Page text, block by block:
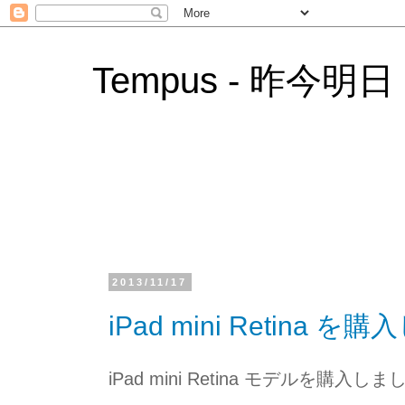
Tempus - 昨今明日
2013/11/17
iPad mini Retina を購入
iPad mini Retina モデルを購入しまし